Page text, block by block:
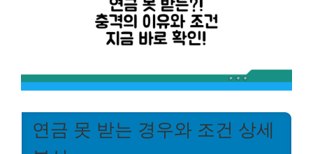
연금 못 받는 경우와 조건 상세